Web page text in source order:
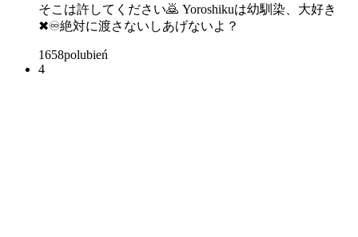
そこは許してください🙇 Yoroshikuは幼馴染、大好き
✖︎♾️絶対に渡さないしあげないよ？
1658polubień
4